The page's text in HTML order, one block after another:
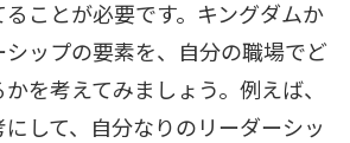
ことが必要です。キングダムか
シップの要素を、自分の職場でど
を考えてみましょう。例えば、
して、自分なりのリーダーシッ